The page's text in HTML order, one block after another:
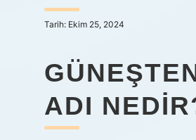
Tarih: Ekim 25, 2024
ADI